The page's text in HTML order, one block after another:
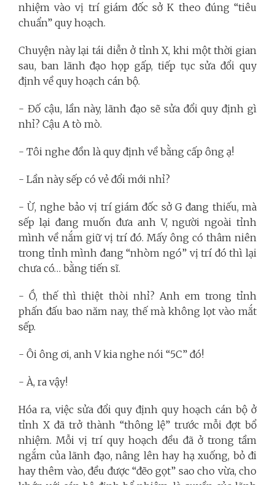
nhiệm vào vị trí giám đốc sở K theo đúng “tiêu
chuẩn” quy hoạch.
Chuyện này lại tái diễn ở tỉnh X, khi một thời gian
sau, ban lãnh đạo họp gấp, tiếp tục sửa đổi quy
định về quy hoạch cán bộ.
- Đố cậu, lần này, lãnh đạo sẽ sửa đổi quy định gì
nhỉ? Cậu A tò mò.
- Tôi nghe đồn là quy định về bằng cấp ông ạ!
- Lần này sếp có vẻ đổi mới nhỉ?
- Ừ, nghe bảo vị trí giám đốc sở G đang thiếu, mà
sếp lại đang muốn đưa anh V, người ngoài tỉnh
mình về nắm giữ vị trí đó. Mấy ông có thâm niên
trong tỉnh mình đang “nhòm ngó” vị trí đó thì lại
chưa có… bằng tiến sĩ.
- Ồ, thế thì thiệt thòi nhỉ? Anh em trong tỉnh
phấn đấu bao năm nay, thế mà không lọt vào mắt
sếp.
- Ôi ông ơi, anh V kia nghe nói “5C” đó!
- À, ra vậy!
Hóa ra, việc sửa đổi quy định quy hoạch cán bộ ở
tỉnh X đã trở thành “thông lệ” trước mỗi đợt bổ
nhiệm. Mỗi vị trí quy hoạch đều đã ở trong tầm
ngắm của lãnh đạo, nâng lên hay hạ xuống, bỏ đi
hay thêm vào, đều được “đẽo gọt” sao cho vừa, cho